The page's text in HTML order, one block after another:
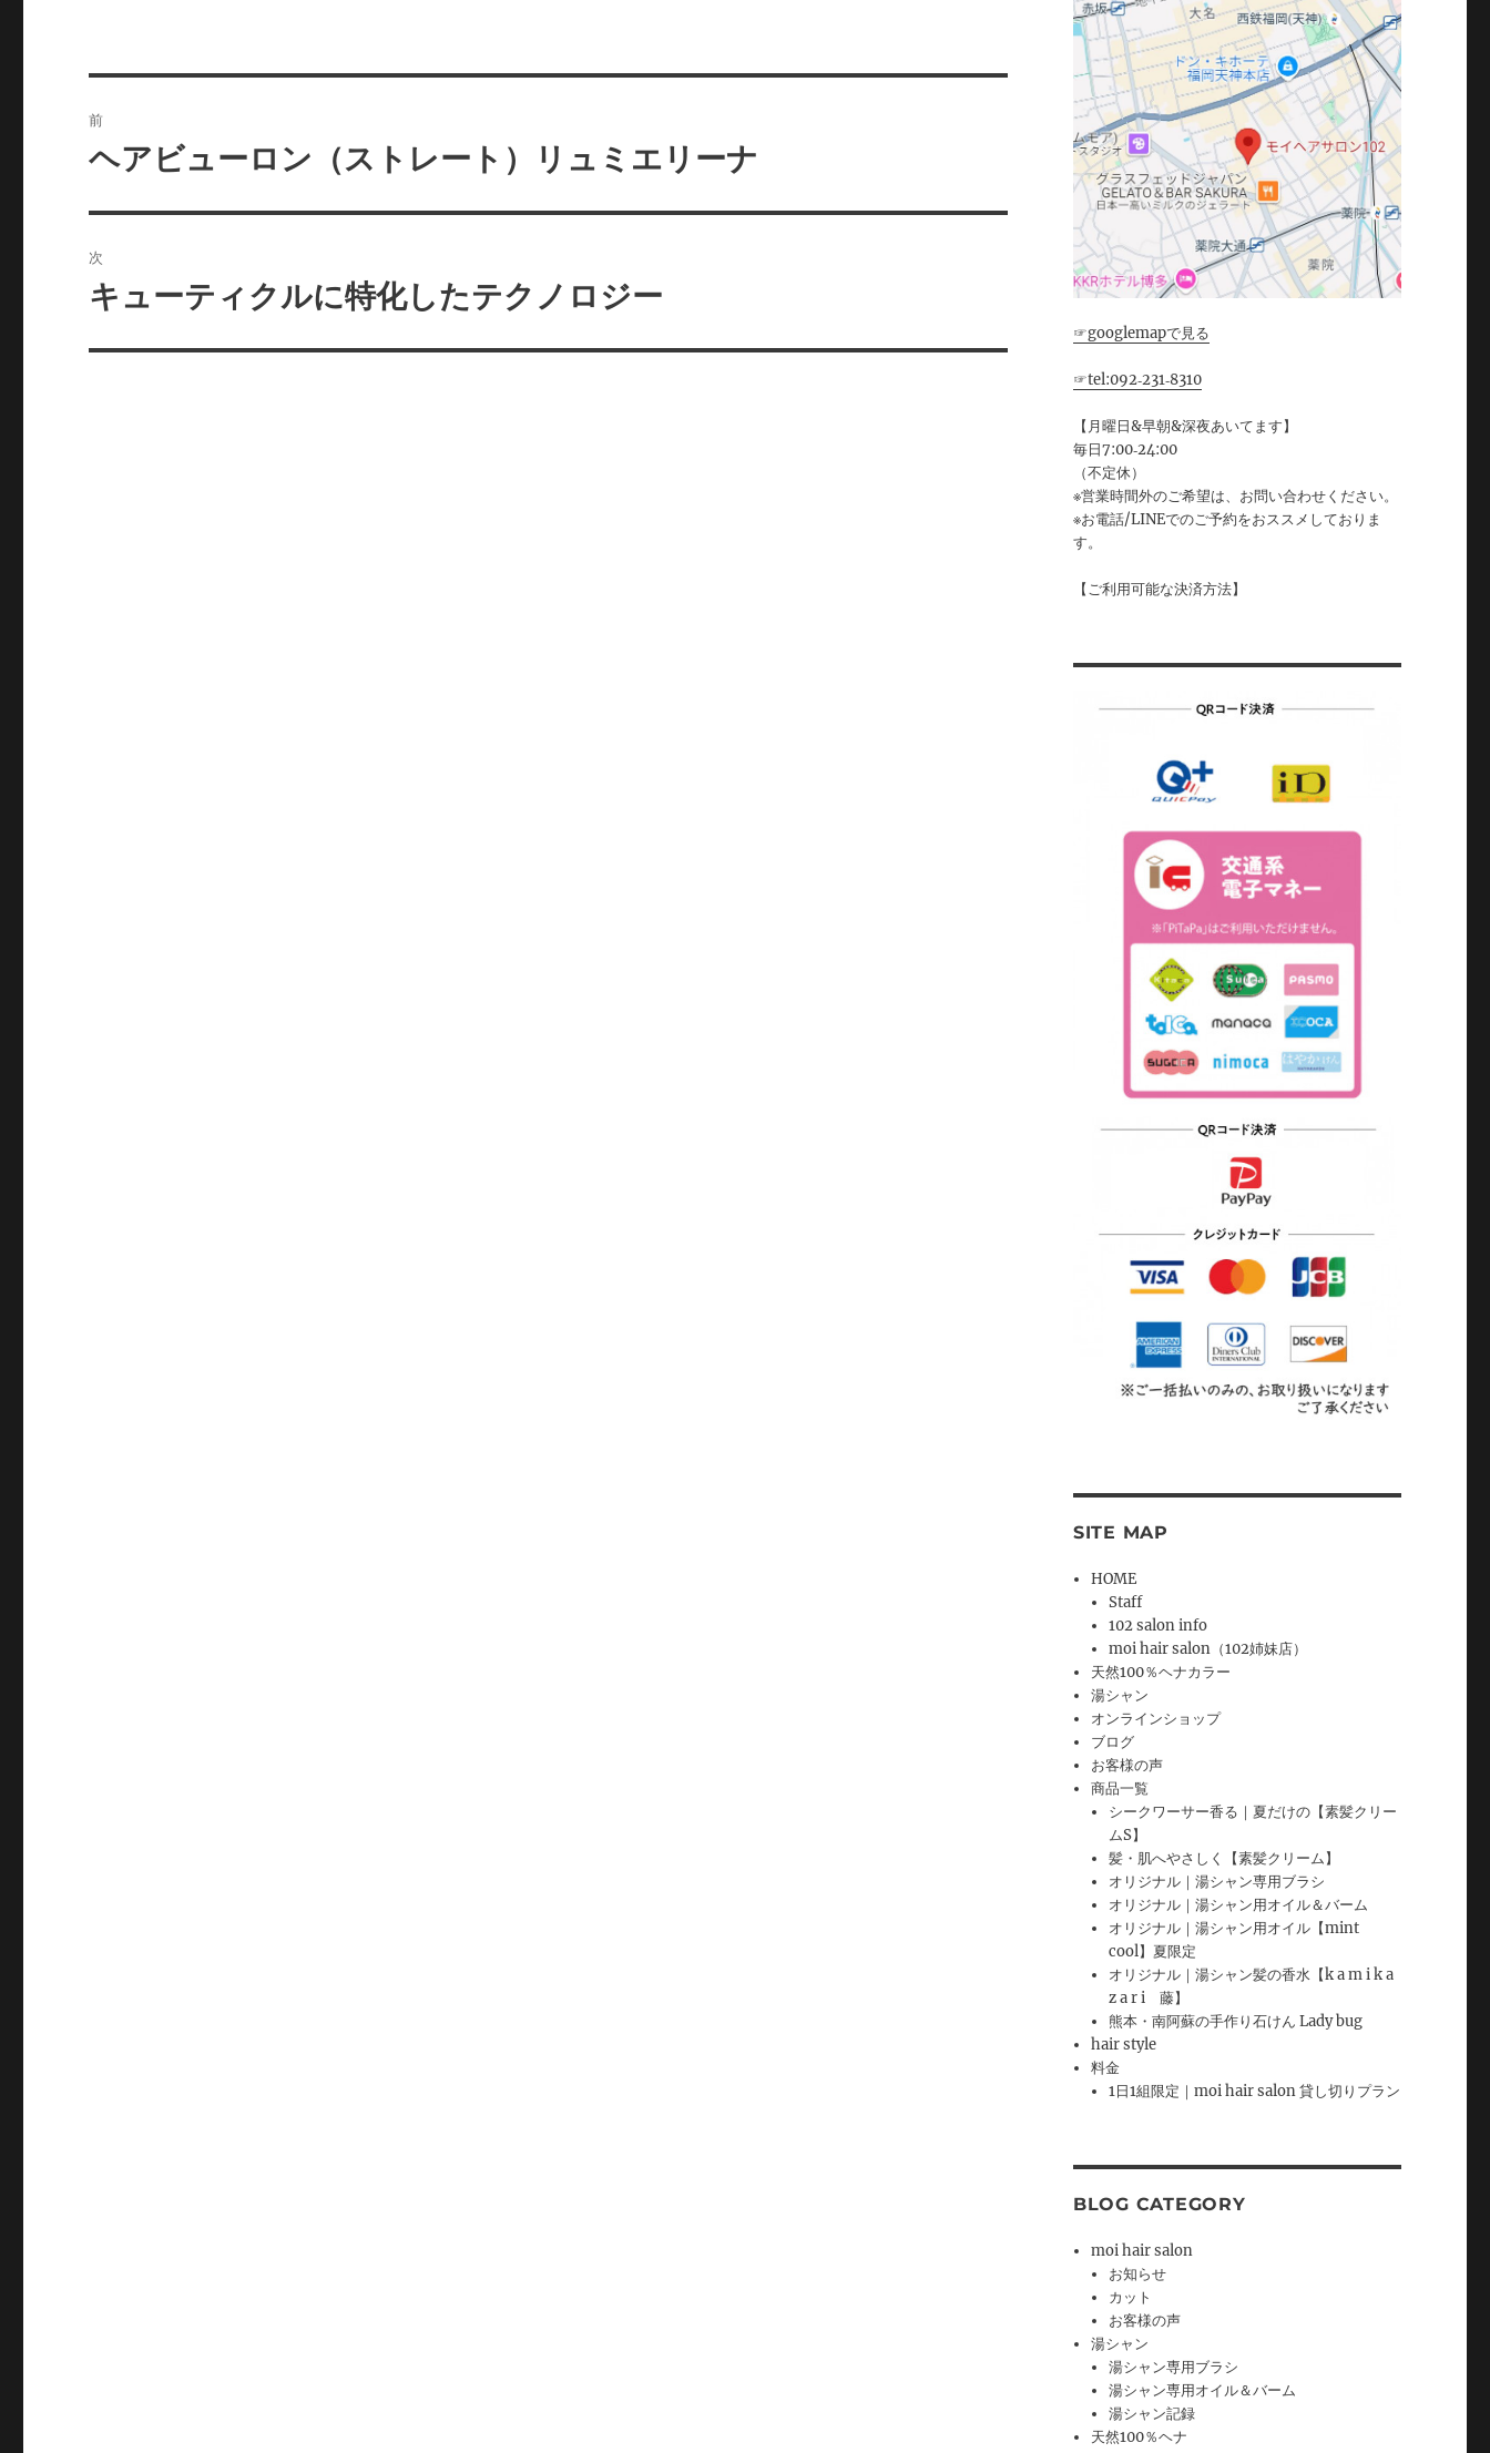
稿
ゲ
前
前
投
稿:
ヘアビューロン（ストレート）リュミエリーナ
次
次
投
キューティクルに特化したテクノロジー
☞googlemapで見る
☞tel:092‐231‐8310
【月曜日&早朝&深夜あいてます】
毎日7:00‐24:00
（不定休）
※営業時間外のご希望は、お問い合わせください。
※お電話/LINEでのご予約をおススメしておりま
す。
【ご利用可能な決済方法】
SITE MAP
HOME
Staff
102 salon info
moi hair salon（102姉妹店）
天然100％ヘナカラー
湯シャン
オンラインショップ
ブログ
お客様の声
商品一覧
シークワーサー香る｜夏だけの【素髪クリー
ムS】
髪・肌へやさしく【素髪クリーム】
オリジナル｜湯シャン専用ブラシ
オリジナル｜湯シャン用オイル＆バーム
オリジナル｜湯シャン用オイル【mint
cool】夏限定
オリジナル｜湯シャン髪の香水【k a m i k a
z a r i 藤】
熊本・南阿蘇の手作り石けん Lady bug
hair style
料金
1日1組限定｜moi hair salon 貸し切りプラン
BLOG CATEGORY
moi hair salon
お知らせ
カット
お客様の声
湯シャン
湯シャン専用ブラシ
湯シャン専用オイル＆バーム
湯シャン記録
天然100％ヘナ